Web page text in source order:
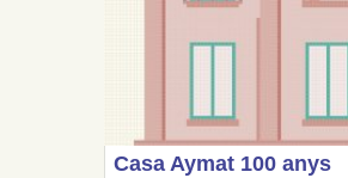
Casa Aymat 100 anys